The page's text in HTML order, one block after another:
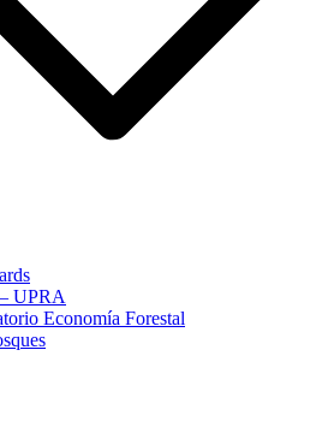
UPRA
Economía Forestal